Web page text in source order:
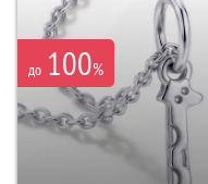
до 100%